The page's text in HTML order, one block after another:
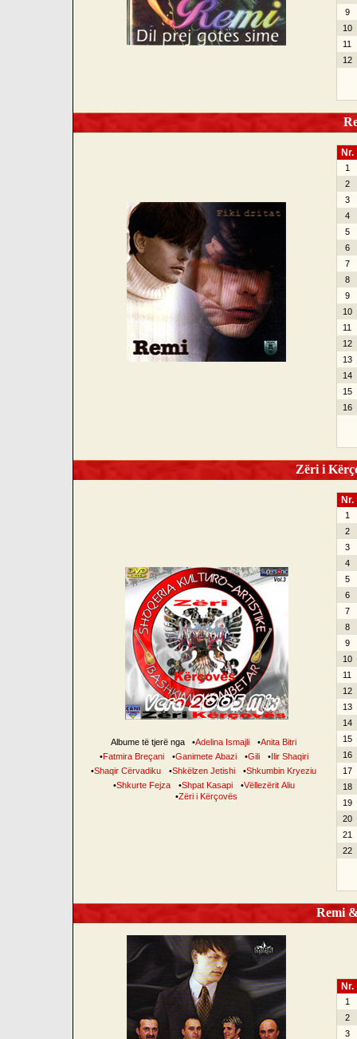
9
10
11
12
Nr.
1
2
3
4
5
6
7
8
9
10
11
12
13
14
15
16
Zëri i
Albume të tjerë nga •Adelina Ismajli •Anita Bitri
•Fatmira Breçani •Ganimete Abazi •Gili •Ilir Shaqiri
•Shaqir Cërvadiku •Shkëlzen Jetishi •Shkumbin Kryeziu
•Shkurte Fejza •Shpat Kasapi •Vëllezërit Aliu
•Zëri i Kërçovës
Nr.
1
2
3
4
5
6
7
8
9
10
11
12
13
14
15
16
17
18
19
20
21
22
Remi
Nr.
1
2
3